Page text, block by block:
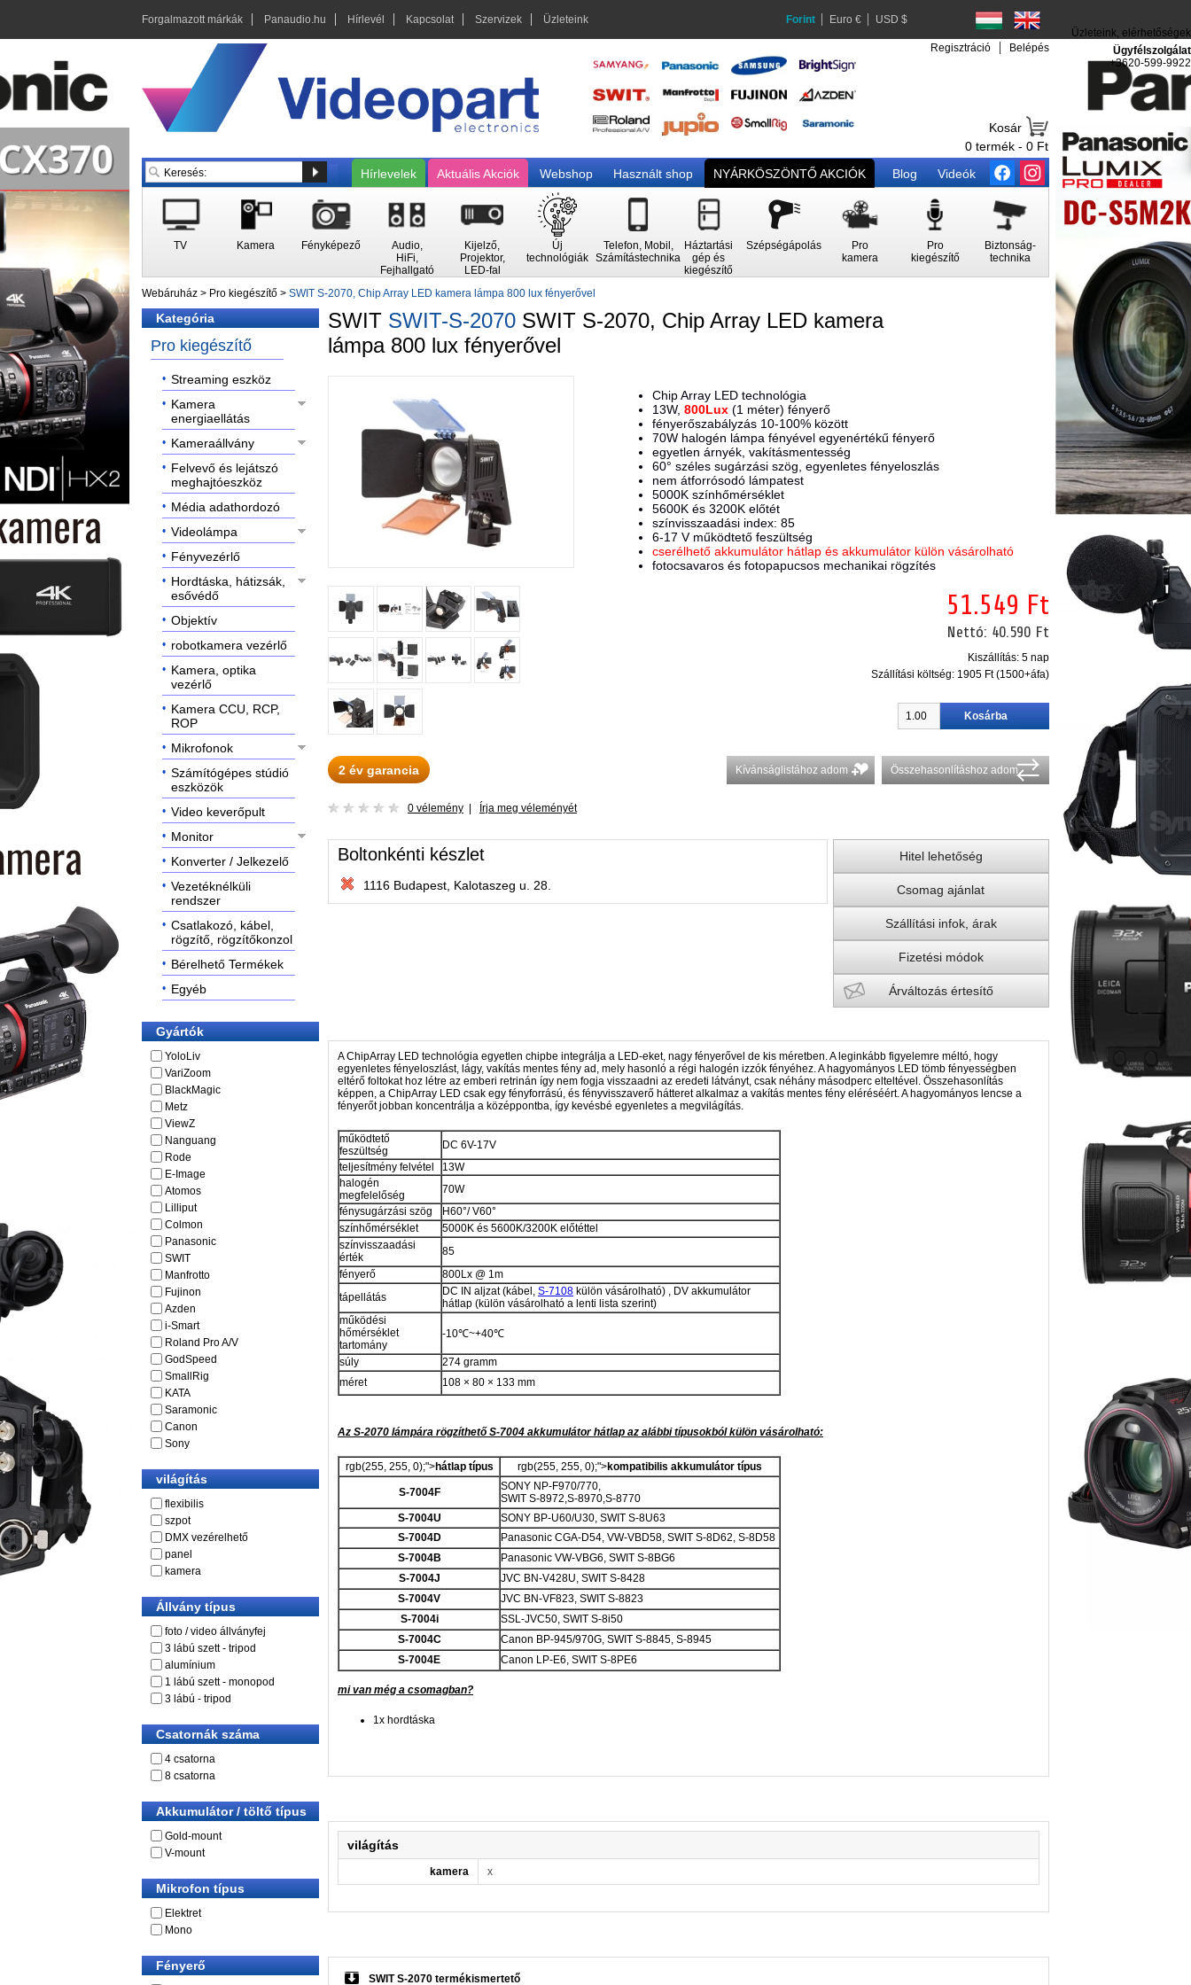
Forgalmazott márkák Panaudio.hu Hírlevél Kapcsolat Szervizek Üzleteink Forint Euro € USD $
Regisztráció Belépés
Kosár
0 termék - 0 Ft
Hírlevelek
Aktuális Akciók Webshop Használt shop NYÁRKÖSZÖNTŐ AKCIÓK Blog Videók
TV Kamera Fényképező
Audio,
HiFi,
Fejhallgató
Kijelző,
Projektor,
LED-fal
Új
technológiák
Telefon, Mobil,
Számítástechnika
Háztartási
gép és
kiegészítő
Szépségápolás
Pro
kamera
Pro
kiegészítő
Biztonság-
technika
Üzleteink, elérhetőségek
Ügyfélszolgálat
+3620-599-9922
Webáruház > Pro kiegészítő > SWIT S-2070, Chip Array LED kamera lámpa 800 lux fényerővel
Kategória
Pro kiegészítő
Streaming eszköz
Kamera
energiaellátás
Kameraállvány
Felvevő és lejátszó
meghajtóeszköz
Média adathordozó
Videolámpa
Fényvezérlő
Hordtáska, hátizsák,
esővédő
Objektív
robotkamera vezérlő
Kamera, optika
vezérlő
Kamera CCU, RCP,
ROP
Mikrofonok
Számítógépes stúdió
eszközök
Video keverőpult
Monitor
Konverter / Jelkezelő
Vezetéknélküli
rendszer
Csatlakozó, kábel,
rögzítő, rögzítőkonzol
Bérelhető Termékek
Egyéb
Gyártók
YoloLiv
VariZoom
BlackMagic
Metz
ViewZ
Nanguang
Rode
E-Image
Atomos
Lilliput
Colmon
Panasonic
SWIT
Manfrotto
Fujinon
Azden
i-Smart
Roland Pro A/V
GodSpeed
SmallRig
KATA
Saramonic
Canon
Sony
világítás
flexibilis
szpot
DMX vezérelhető
panel
kamera
Állvány típus
foto / video állványfej
3 lábú szett - tripod
alumínium
1 lábú szett - monopod
3 lábú - tripod
Csatornák száma
4 csatorna
8 csatorna
Akkumulátor / töltő típus
Gold-mount
V-mount
Mikrofon típus
Elektret
Mono
Fényerő
SWIT SWIT-S-2070 SWIT S-2070, Chip Array LED kamera
lámpa 800 lux fényerővel
Chip Array LED technológia
13W, 800Lux(1 méter) fényerő
fényerőszabályzás 10-100% között
70W halogén lámpa fényével egyenértékű fényerő
egyetlen árnyék, vakításmentesség
60° széles sugárzási szög, egyenletes fényeloszlás
nem átforrósodó lámpatest
5000K színhőmérséklet
5600K és 3200K előtét
színvisszaadási index: 85
6-17 V működtető feszültség
cserélhető akkumulátor hátlap és akkumulátor külön vásárolható
fotocsavaros és fotopapucsos mechanikai rögzítés
51.549 Ft
Nettó: 40.590 Ft
Kiszállítás: 5 nap
Szállítási költség:1905 Ft (1500+áfa)
2 év garancia Kívánságlistához adom Összehasonlításhoz adom
0 vélemény Írja meg véleményét
Boltonkénti készlet
1116 Budapest, Kalotaszeg u. 28.
Hitel lehetőség
Csomag ajánlat
Szállítási infok, árak
Fizetési módok
Árváltozás értesítő
A ChipArray LED technológia egyetlen chipbe integrálja a LED-eket, nagy fényerővel de kis méretben. A leginkább figyelemre méltó, hogy
egyenletes fényeloszlást, lágy, vakítás mentes fény ad, mely hasonló a régi halogén izzók fényéhez. A hagyományos LED tömb fényességben
eltérő foltokat hoz létre az emberi retrinán így nem fogja visszaadni az eredeti látványt, csak néhány másodperc elteltével. Összehasonlítás
képpen, a ChipArray LED csak egy fényforrású, és fényvisszaverő hátteret alkalmaz a vakítás mentes fény eléréséért. A hagyományos lencse a
fényerőt jobban koncentrálja a középpontba, így kevésbé egyenletes a megvilágítás.
működtető
feszültség
DC 6V-17V
teljesítmény felvétel
13W
halogén
megfelelőség
70W
fénysugárzási szög
H60°/ V60°
színhőmérséklet
5000K és 5600K/3200K előtéttel
színvisszaadási
érték
85
fényerő
800Lx @ 1m
tápellátás
DC IN aljzat (kábel, S-7108 külön vásárolható) , DV akkumulátor
hátlap (külön vásárolható a lenti lista szerint)
működési
hőmérséklet
tartomány
-10℃~+40℃
súly
274 gramm
méret
108 × 80 × 133 mm
Az S-2070 lámpára rögzíthető S-7004 akkumulátor hátlap az alábbi típusokból külön vásárolható:
rgb(255, 255, 0);">hátlap típus rgb(255, 255, 0);">kompatibilis akkumulátor típus
S-7004F
SONY NP-F970/770,
SWIT S-8972,S-8970,S-8770
S-7004U
SONY BP-U60/U30, SWIT S-8U63
S-7004D
Panasonic CGA-D54, VW-VBD58, SWIT S-8D62, S-8D58
S-7004B
Panasonic VW-VBG6, SWIT S-8BG6
S-7004J
JVC BN-V428U, SWIT S-8428
S-7004V
JVC BN-VF823, SWIT S-8823
S-7004i
SSL-JVC50, SWIT S-8i50
S-7004C
Canon BP-945/970G, SWIT S-8845, S-8945
S-7004E
Canon LP-E6, SWIT S-8PE6
mi van még a csomagban?
1x hordtáska
világítás
kamera x
SWIT S-2070 termékismertető